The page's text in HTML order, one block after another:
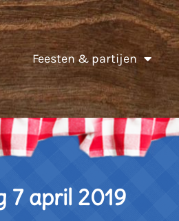
Feesten & partijen
7 april 2019